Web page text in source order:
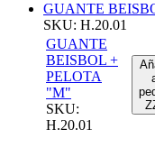
GUANTE
SKU: H.20.01
GUANTE
BEISBOL +
PELOTA
"M"
SKU:
H.20.01